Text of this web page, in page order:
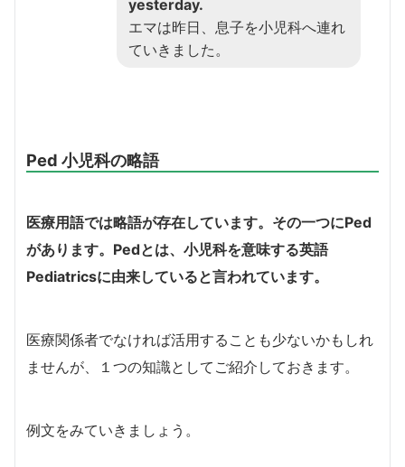
yesterday.
エマは昨日、息子を小児科へ連れ
ていきました。
Ped 小児科の略語
医療用語では略語が存在しています。その一つにPed
があります。 Pedとは、小児科を意味する英語
Pediatricsに由来していると言われています。
医療関係者でなければ活用することも少ないかもしれ
ませんが、１つの知識としてご紹介しておきます。
例文をみていきましょう。